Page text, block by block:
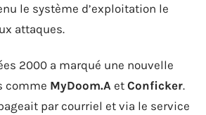
le système d’exploitation le
attaques.
2000 a marqué une nouvelle
comme MyDoom.A et Conficker.
par courriel et via le service